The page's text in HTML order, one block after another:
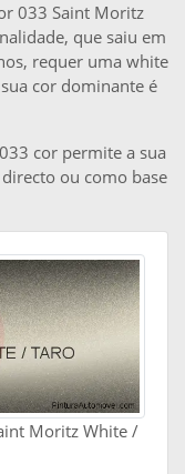
033 Saint Moritz
que saiu em
requer uma white
cor dominante é
cor permite a sua
ou como base
Moritz White /